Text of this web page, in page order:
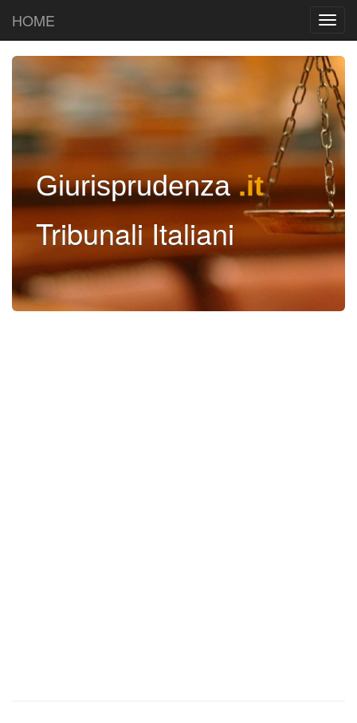
HOME
Giurisprudenza.it
Tribunali Italiani